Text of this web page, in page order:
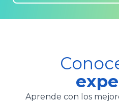
Aprende con los